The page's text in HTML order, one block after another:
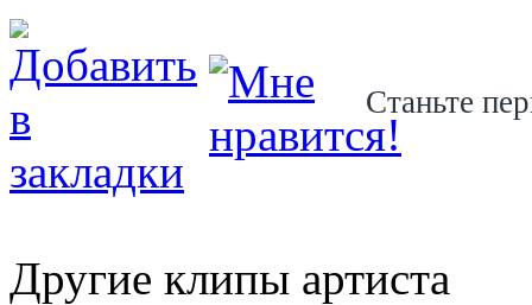
Станьте
Другие клипы артиста